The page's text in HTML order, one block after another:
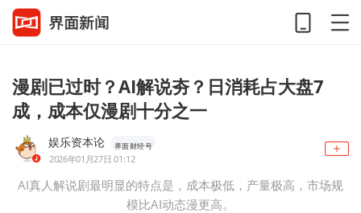
漫剧已过时？AI解说夯？日消耗占大盘7
成，成本仅漫剧十分之一
娱乐资本论 界面财经号
2026年01月27日 01:12
AI真人解说剧最明显的特点是，成本极低，产量极高，市场规
模比AI动态漫更高。